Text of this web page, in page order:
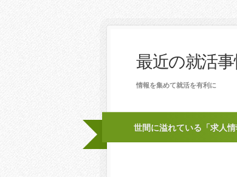
最近の就活
情報を集めて就活を有利に
世間に溢れている「求人